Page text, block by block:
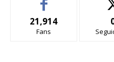
21,914
Fans